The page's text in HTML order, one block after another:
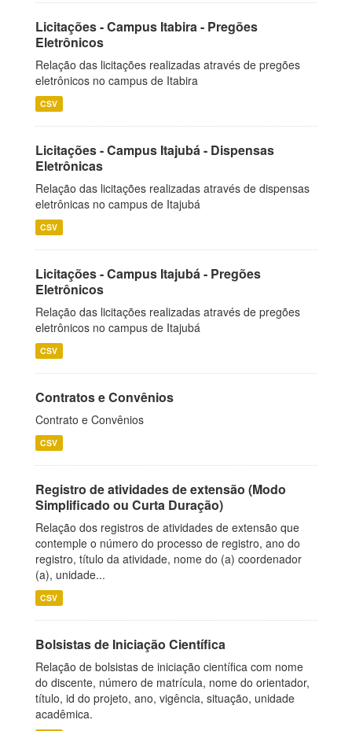
Licitações - Campus Itabira - Pregões
Eletrônicos
Relação das licitações realizadas através de pregões
eletrônicos no campus de Itabira
CSV
Licitações - Campus Itajubá - Dispensas
Eletrônicas
Relação das licitações realizadas através de dispensas
eletrônicas no campus de Itajubá
CSV
Licitações - Campus Itajubá - Pregões
Eletrônicos
Relação das licitações realizadas através de pregões
eletrônicos no campus de Itajubá
CSV
Contratos e Convênios
Contrato e Convênios
CSV
Registro de atividades de extensão (Modo
Simplificado ou Curta Duração)
Relação dos registros de atividades de extensão que
contemple o número do processo de registro, ano do
registro, título da atividade, nome do (a) coordenador
(a), unidade...
CSV
Bolsistas de Iniciação Científica
Relação de bolsistas de iniciação científica com nome
do discente, número de matrícula, nome do orientador,
título, id do projeto, ano, vigência, situação, unidade
acadêmica.